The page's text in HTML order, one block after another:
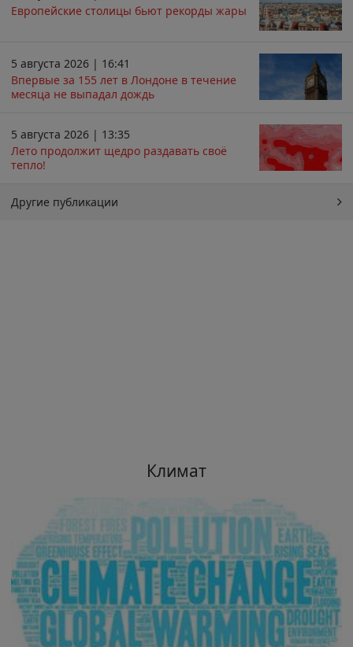
Европейские столицы бьют рекорды жары
5 августа 2026 | 16:41
Впервые за 155 лет в Лондоне в течение
месяца не выпадал дождь
5 августа 2026 | 13:35
Лето продолжит щедро раздавать своё
тепло!
Другие публикации
Климат